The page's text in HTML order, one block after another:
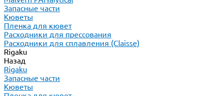
Запасные части
Кюветы
Пленка для кювет
Расходники для прессования
Расходники для сплавления (Claisse)
Rigaku
Назад
Rigaku
Запасные части
Кюветы